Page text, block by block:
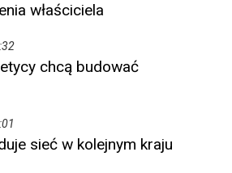
właściciela
chcą budować
sieć w kolejnym kraju